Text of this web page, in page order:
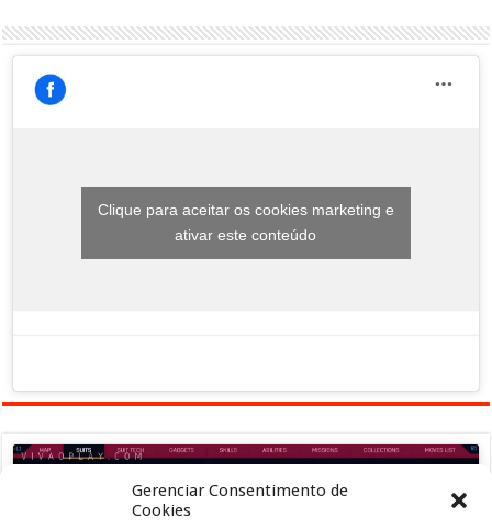
Gerenciar Consentimento de
Cookies
Clique para aceitar os cookies marketing e
ativar este conteúdo